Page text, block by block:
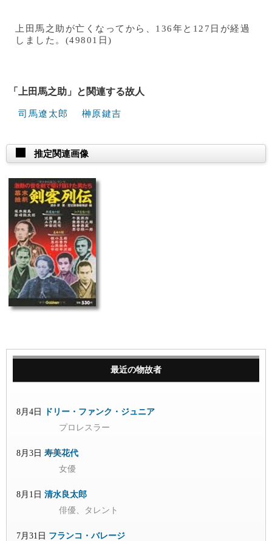
上田馬之助が亡くなってから、136年と127日が経過
しました。(49801日)
「上田馬之助」と関連する故人
司馬遼太郎 榊原鍵吉
推定関連画像
最近の物故者
8月4日
ドリー・ファンク・ジュニア
プロレスラー
8月3日 寿美花代
女優
8月1日 清水良太郎
俳優、タレント
7月31日 フランコ・バレージ